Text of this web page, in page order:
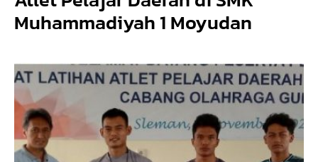
Muhammadiyah 1 Moyudan